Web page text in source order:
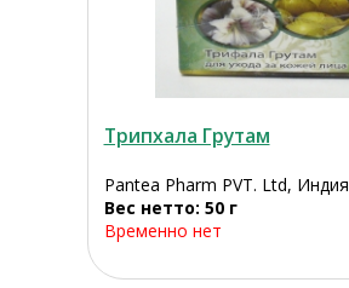
Трипхала Грутам
Pantea Pharm PVT. Ltd, Индия
Вес нетто: 50 г
Временно нет